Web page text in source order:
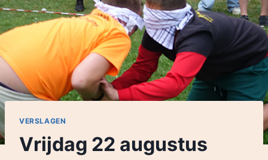
VERSLAGEN
Vrijdag 22 augustus